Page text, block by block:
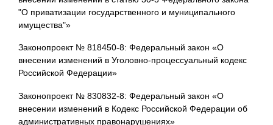
"О приватизации государственного и муниципального
имущества"»
Законопроект № 818450-8: Федеральный закон «О
внесении изменений в Уголовно-процессуальный кодекс
Российской Федерации»
Законопроект № 830832-8: Федеральный закон «О
внесении изменений в Кодекс Российской Федерации об
административных правонарушениях»